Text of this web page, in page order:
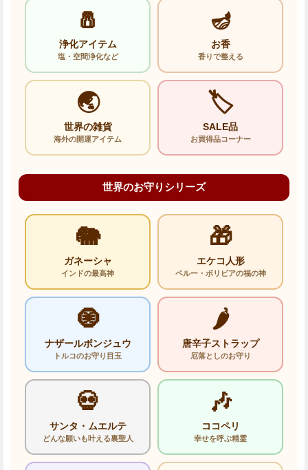
🧂
浄化アイテム
塩・空間浄化など
🪔
お香
香りで整える
🌏
世界の雑貨
海外の開運アイテム
🏷️
SALE品
お買得品コーナー
世界のお守りシリーズ
🐘
ガネーシャ
インドの最高神
🎁
エケコ人形
ペルー・ボリビアの福の神
🧿
ナザールボンジュウ
トルコのお守り目玉
🌶️
唐辛子ストラップ
厄落としのお守り
💀
サンタ・ムエルテ
どんな願いも叶える裏聖人
🎶
ココペリ
幸せを呼ぶ精霊